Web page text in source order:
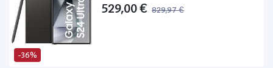
-36%
529,00 € 829,97 €